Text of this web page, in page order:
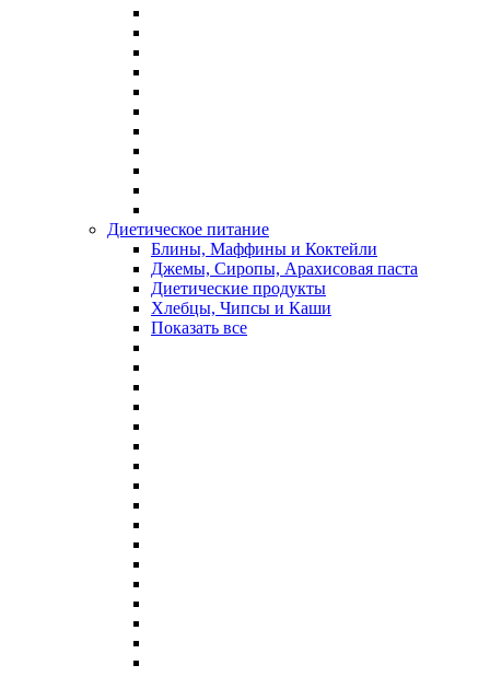
Диетическое питание
Блины, Маффины и Коктейли
Джемы, Сиропы, Арахисовая паста
Диетические продукты
Хлебцы, Чипсы и Каши
Показать все